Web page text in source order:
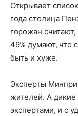
Открывает
года столица
горожан
49% думают, что
быть и хуже.
Эксперты
жителей. А дикие
экспертами, и с